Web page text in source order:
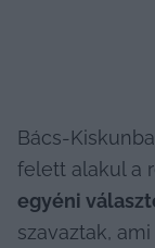
Bács-
felett alakul a
egyéni
szavaztak,